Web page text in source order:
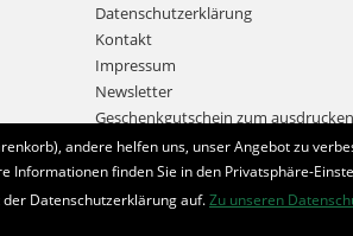
Datenschutzerklärung
Kontakt
Impressum
Newsletter
Geschenkgutschein zum ausdrucken
Bestellung widerrufen
andere helfen uns, unser Angebot zu
Informationen finden Sie in den Privatsphäre-
Datenschutzerklärung auf.Zu unseren